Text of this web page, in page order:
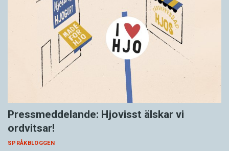
Pressmeddelande: Hjovisst älskar vi
ordvitsar!
SPRÅKBLOGGEN